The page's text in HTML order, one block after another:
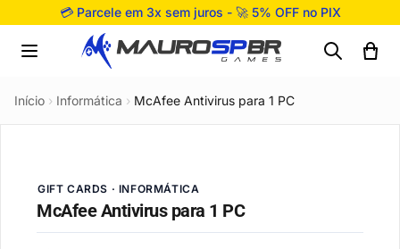
Pular para o conteúdo
💳 Parcele em 3x sem juros - 🚀 5% OFF no PIX
Início › Informática › McAfee Antivirus para 1 PC
GIFT CARDS · INFORMÁTICA
McAfee Antivirus para 1 PC